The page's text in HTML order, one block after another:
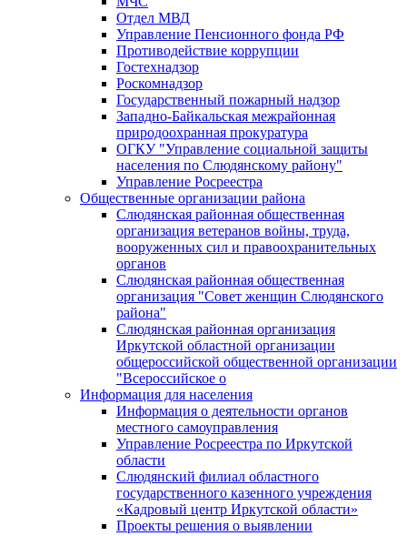
Отдел МВД
Управление Пенсионного фонда РФ
Противодействие коррупции
Гостехнадзор
Роскомнадзор
Государственный пожарный надзор
Западно-Байкальская межрайонная
природоохранная прокуратура
ОГКУ "Управление социальной защиты
населения по Слюдянскому району"
Управление Росреестра
Общественные организации района
Слюдянская районная общественная
организация ветеранов войны, труда,
вооруженных сил и правоохранительных
органов
Слюдянская районная общественная
организация "Совет женщин Слюдянского
района"
Слюдянская районная организация
Иркутской областной организации
общероссийской общественной организации
"Всероссийское о
Информация для населения
Информация о деятельности органов
местного самоуправления
Управление Росреестра по Иркутской
области
Слюдянский филиал областного
государственного казенного учреждения
«Кадровый центр Иркутской области»
Проекты решения о выявлении